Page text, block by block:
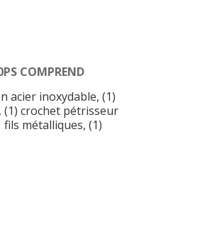
COMPREND
acier inoxydable, (1)
crochet pétrisseur
métalliques, (1)